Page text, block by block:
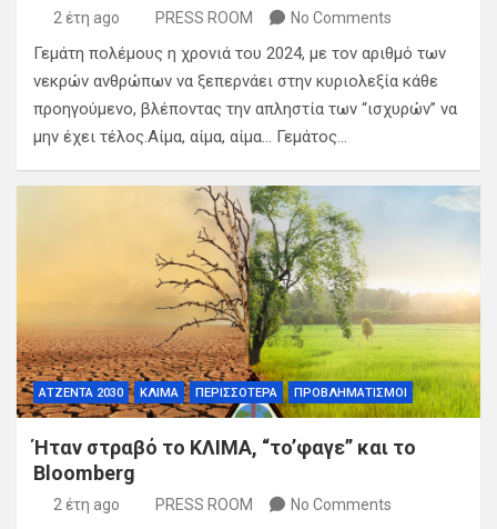
2 έτη ago PRESS ROOM No Comments
Γεμάτη πολέμους η χρονιά του 2024, με τον αριθμό των
νεκρών ανθρώπων να ξεπερνάει στην κυριολεξία κάθε
προηγούμενο, βλέποντας την απληστία των “ισχυρών” να
μην έχει τέλος.Αίμα, αίμα, αίμα… Γεμάτος…
ΑΤΖΕΝΤΑ 2030 ΚΛΙΜΑ ΠΕΡΙΣΣΟΤΕΡΑ ΠΡΟΒΛΗΜΑΤΙΣΜΟΙ
Ήταν στραβό το ΚΛΙΜΑ, “τo’φαγε” και το
Bloomberg
2 έτη ago PRESS ROOM No Comments